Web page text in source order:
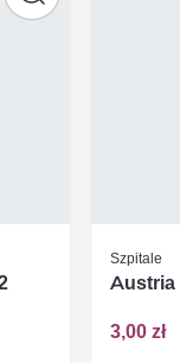
Szpitale
Austria
3,00 zł